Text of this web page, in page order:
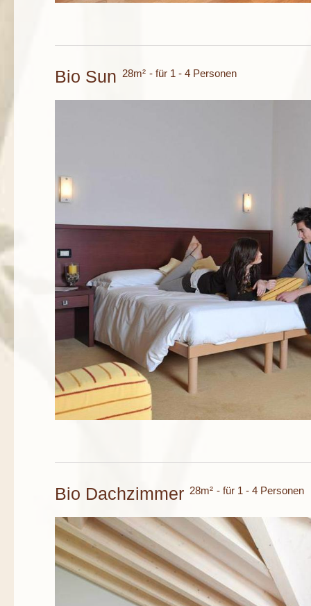
Bio Sun 28m² - für 1 - 4 Personen
Bio Dachzimmer 28m² - für 1 - 4 Personen